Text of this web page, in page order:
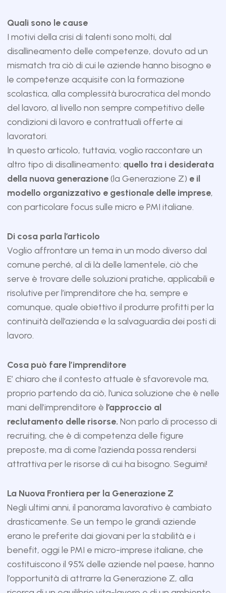
Quali sono le cause
I motivi della crisi di talenti sono molti, dal
disallineamento delle competenze, dovuto ad un
mismatch tra ciò di cui le aziende hanno bisogno e
le competenze acquisite con la formazione
scolastica, alla complessità burocratica del mondo
del lavoro, al livello non sempre competitivo delle
condizioni di lavoro e contrattuali offerte ai
lavoratori.
In questo articolo, tuttavia, voglio raccontare un
altro tipo di disallineamento: quello tra i desiderata
della nuova generazione(la Generazione Z) e il
modello organizzativo e gestionale delle imprese,
con particolare focus sulle micro e PMI italiane.
Di cosa parla l’articolo
Voglio affrontare un tema in un modo diverso dal
comune perché, al di là delle lamentele, ciò che
serve è trovare delle soluzioni pratiche, applicabili e
risolutive per l’imprenditore che ha, sempre e
comunque, quale obiettivo il produrre profitti per la
continuità dell’azienda e la salvaguardia dei posti di
lavoro.
Cosa può fare l’imprenditore
E’ chiaro che il contesto attuale è sfavorevole ma,
proprio partendo da ciò, l’unica soluzione che è nelle
mani dell’imprenditore è l’approccio al
reclutamento delle risorse. Non parlo di processo di
recruiting, che è di competenza delle figure
preposte, ma di come l’azienda possa rendersi
attrattiva per le risorse di cui ha bisogno. Seguimi!
La Nuova Frontiera per la Generazione Z
Negli ultimi anni, il panorama lavorativo è cambiato
drasticamente. Se un tempo le grandi aziende
erano le preferite dai giovani per la stabilità e i
benefit, oggi le PMI e micro-imprese italiane, che
costituiscono il 95% delle aziende nel paese, hanno
l’opportunità di attrarre la Generazione Z, alla